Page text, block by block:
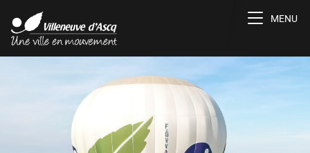
Toggle
MENU